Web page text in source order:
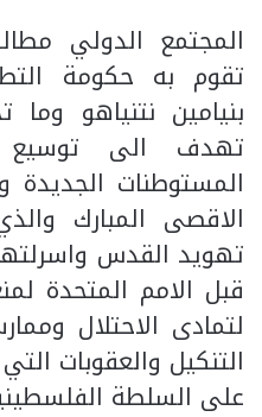
المجتمع الدولي
تقوم به حكومة
بنيامين نتنياهو
تهدف الى توسيع
المستوطنات
الاقصى المبارك
تهويد القدس
قبل الامم المتحدة
لتمادى الاحتلال
التنكيل والعقوبات
على السلطة